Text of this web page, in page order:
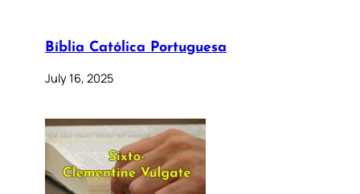
Bíblia Católica Portuguesa
July 16, 2025